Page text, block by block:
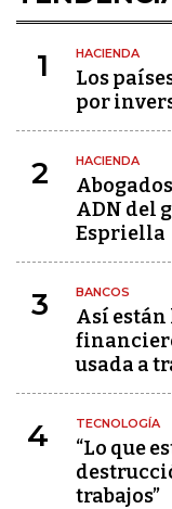
1 HACIENDA
Los
por
2 HACIENDA
ADN del
Espriella
3 BANCOS
Así están
usada a
4 TECNOLOGÍA
“Lo que
trabajos”